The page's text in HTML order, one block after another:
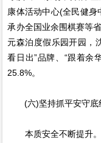
康体活动中心(全民健身
承办全国业余围棋赛等
元森泊度假乐园开园，
看日出”品牌、“跟着余
25.8%。
(六)坚持抓平安守底
本质安全不断提升。